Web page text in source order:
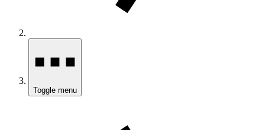
Toggle menu